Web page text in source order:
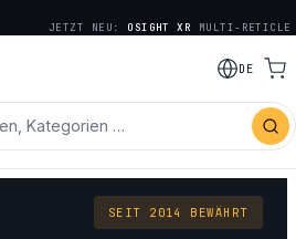
JETZT NEU: OSIGHT XR MULTI-RETICLE
DE
Kategorien …
SEIT 2014 BEWÄHRT